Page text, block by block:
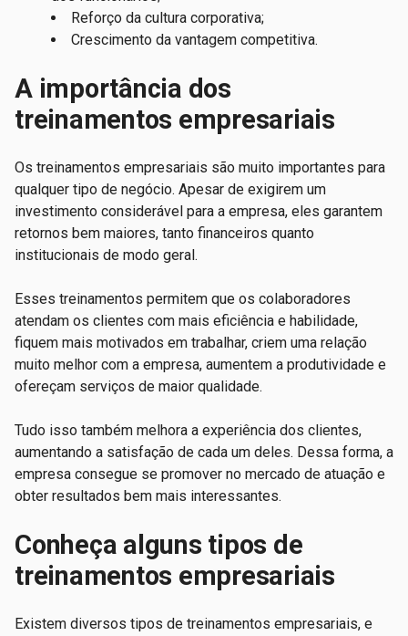
Reforço da cultura corporativa;
Crescimento da vantagem competitiva.
A importância dos
treinamentos empresariais
Os treinamentos empresariais são muito importantes para
qualquer tipo de negócio. Apesar de exigirem um
investimento considerável para a empresa, eles garantem
retornos bem maiores, tanto financeiros quanto
institucionais de modo geral.
Esses treinamentos permitem que os colaboradores
atendam os clientes com mais eficiência e habilidade,
fiquem mais motivados em trabalhar, criem uma relação
muito melhor com a empresa, aumentem a produtividade e
ofereçam serviços de maior qualidade.
Tudo isso também melhora a experiência dos clientes,
aumentando a satisfação de cada um deles. Dessa forma, a
empresa consegue se promover no mercado de atuação e
obter resultados bem mais interessantes.
Conheça alguns tipos de
treinamentos empresariais
Existem diversos tipos de treinamentos empresariais, e